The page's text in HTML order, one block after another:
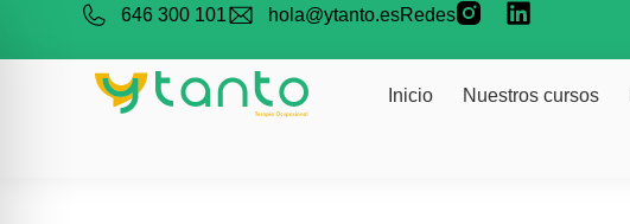
646 300 101 hola@ytanto.esRedes
Inicio Nuestros cursos